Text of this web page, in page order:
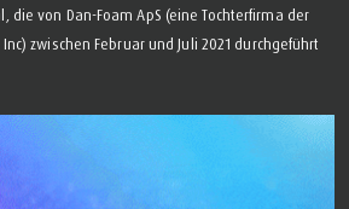
die von Dan-Foam ApS (eine Tochterfirma der
Inc) zwischen Februar und Juli 2021 durchgeführt